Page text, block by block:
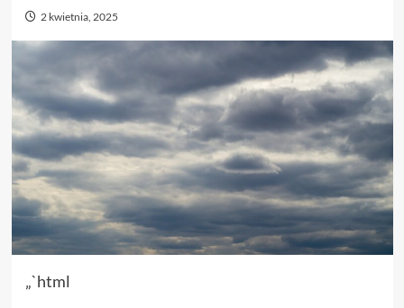
2 kwietnia, 2025
„`html